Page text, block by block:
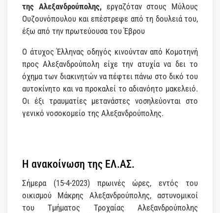
της Αλεξανδρούπολης, εργαζόταν στους Μύλους
Ουζουνόπουλου και επέστρεφε από τη δουλειά του,
έξω από την πρωτεύουσα του Έβρου
Ο άτυχος Έλληνας οδηγός κινούνταν από Κομοτηνή
προς Αλεξανδρούπολη είχε την ατυχία να δει το
όχημα των διακινητών να πέφτει πάνω στο δικό του
αυτοκίνητο και να προκαλεί το αδιανόητο μακελειό.
Οι έξι τραυματίες μετανάστες νοσηλεύονται στο
γενικό νοσοκομείο της Αλεξανδρούπολης.
Η ανακοίνωση της ΕΛ.ΑΣ.
Σήμερα (15-4-2023) πρωινές ώρες, εντός του
οικισμού Μάκρης Αλεξανδρούπολης, αστυνομικοί
του Τμήματος Τροχαίας Αλεξανδρούπολης